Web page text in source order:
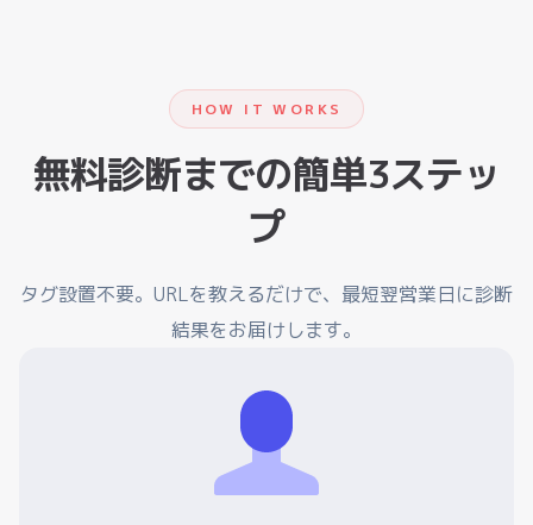
HOW IT WORKS
無料診断までの簡単3ステッ
プ
タグ設置不要。URLを教えるだけで、最短翌営業日に診断
結果をお届けします。